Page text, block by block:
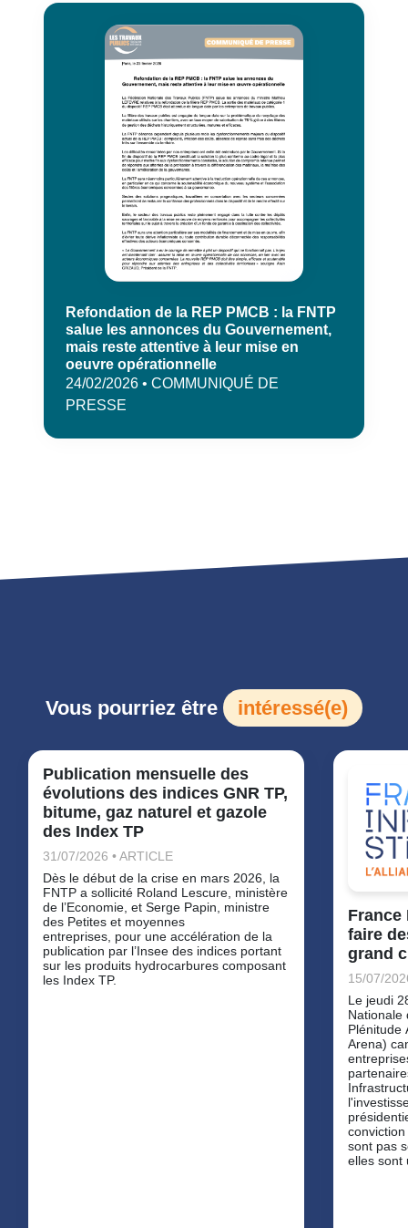
Refondation de la REP PMCB : la FNTP
salue les annonces du Gouvernement,
mais reste attentive à leur mise en
oeuvre opérationnelle
24/02/2026 • COMMUNIQUÉ DE
PRESSE
Vous pourriez être intéressé(e)
Publication mensuelle des
évolutions des indices GNR TP,
bitume, gaz naturel et gazole
des Index TP
31/07/2026 • ARTICLE
Dès le début de la crise en mars 2026, la
FNTP a sollicité Roland Lescure, ministère
de l’Economie, et Serge Papin, ministre
des Petites et moyennes
entreprises, pour une accélération de la
publication par l’Insee des indices portant
sur les produits hydrocarbures composant
les Index TP.
France
faire
grand
15/07/
Le jeudi
Nationale
Plénitude
Arena)
sont pas
elles sont